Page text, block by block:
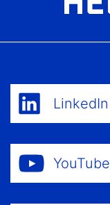
LinkedIn
YouTube